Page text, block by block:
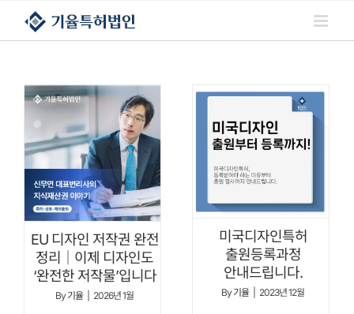
콘텐츠로
건너뛰기
EU 디자인 저작권 완전
정리｜이제 디자인도
‘완전한 저작물’입니다
By기율 2026년 1월
미국디자인특허
출원등록과정
안내드립니다.
By기율 2023년 12월